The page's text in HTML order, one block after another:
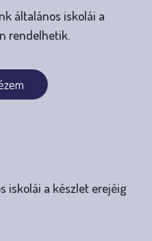
általános iskolái a
rendelhetik.
iskolái a készlet erejéig